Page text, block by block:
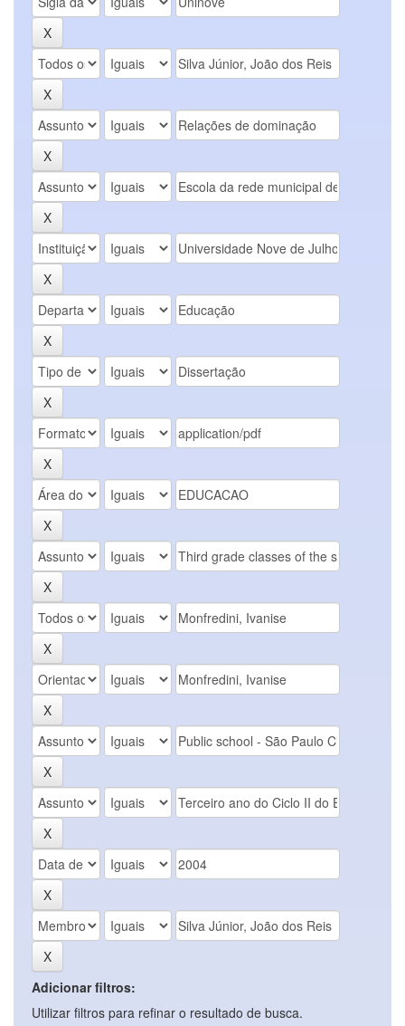
Adicionar filtros:
Utilizar filtros para refinar o resultado de busca.